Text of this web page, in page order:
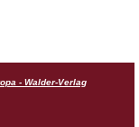
- Walder-Verlag